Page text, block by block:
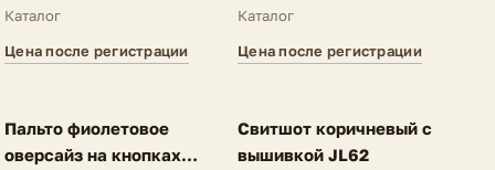
A62
Каталог
Цена после регистрации
N25
Каталог
Цена после регистрации
FV
Пальто фиолетовое
оверсайз на кнопках
FV
Свитшот коричневый с
вышивкой JL62